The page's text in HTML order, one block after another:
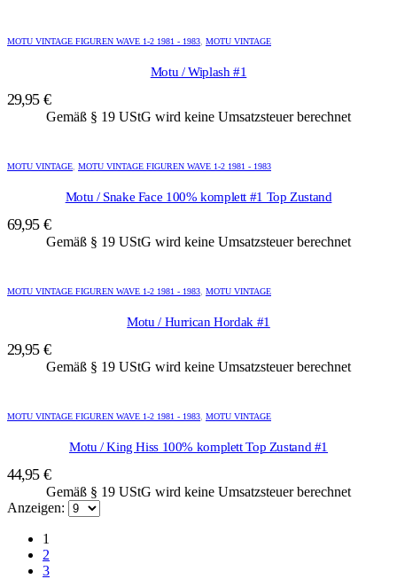
MOTU VINTAGE FIGUREN WAVE 1-2 1981 - 1983 MOTU VINTAGE
Motu / Wiplash #1
29,95 €
Gemäß § 19 UStG wird keine Umsatzsteuer berechnet
MOTU VINTAGE MOTU VINTAGE FIGUREN WAVE 1-2 1981 - 1983
Motu / Snake Face 100% komplett #1 Top Zustand
69,95 €
Gemäß § 19 UStG wird keine Umsatzsteuer berechnet
MOTU VINTAGE FIGUREN WAVE 1-2 1981 - 1983 MOTU VINTAGE
Motu / Hurrican Hordak #1
29,95 €
Gemäß § 19 UStG wird keine Umsatzsteuer berechnet
MOTU VINTAGE FIGUREN WAVE 1-2 1981 - 1983 MOTU VINTAGE
Motu / King Hiss 100% komplett Top Zustand #1
44,95 €
Gemäß § 19 UStG wird keine Umsatzsteuer berechnet
Anzeigen:
1
2
3